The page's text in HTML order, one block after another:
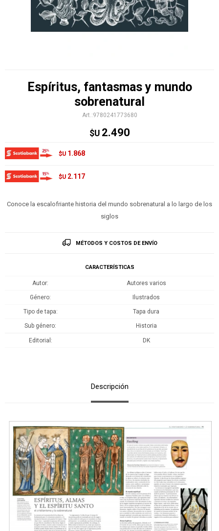
Espíritus, fantasmas y mundo
sobrenatural
9780241773680
$U 2.490
$U 1.868
$U 2.117
Conoce la escalofriante historia del mundo sobrenatural a lo largo de los
siglos
MÉTODOS Y COSTOS DE ENVÍO
CARACTERÍSTICAS
Autor Autores varios
Género Ilustrados
Tipo de tapa Tapa dura
Sub género Historia
Editorial DK
Descripción